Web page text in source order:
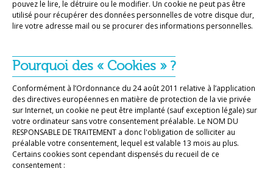
pouvez le lire, le détruire ou le modifier. Un cookie ne peut pas être
utilisé pour récupérer des données personnelles de votre disque dur,
lire votre adresse mail ou se procurer des informations personnelles.
Pourquoi des « Cookies » ?
Conformément à l’Ordonnance du 24 août 2011 relative à l’application
des directives européennes en matière de protection de la vie privée
sur Internet, un cookie ne peut être implanté (sauf exception légale) sur
votre ordinateur sans votre consentement préalable. Le NOM DU
RESPONSABLE DE TRAITEMENT a donc l'obligation de solliciter au
préalable votre consentement, lequel est valable 13 mois au plus.
Certains cookies sont cependant dispensés du recueil de ce
consentement :